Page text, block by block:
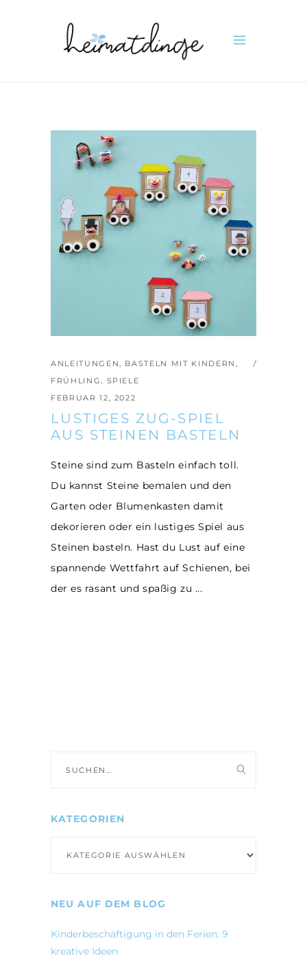
ANLEITUNGEN, BASTELN MIT KINDERN ,
FRÜHLING, SPIELE
FEBRUAR 12, 2022
LUSTIGES ZUG-SPIEL
AUS STEINEN BASTELN
Steine sind zum Basteln einfach toll.
Du kannst Steine bemalen und den
Garten oder Blumenkasten damit
dekorieren oder ein lustiges Spiel aus
Steinen basteln. Hast du Lust auf eine
spannende Wettfahrt auf Schienen, bei
der es rasant und spaßig zu
nach:
KATEGORIEN
NEU AUF DEM BLOG
Kinderbeschäftigung in den Ferien: 9
kreative Ideen